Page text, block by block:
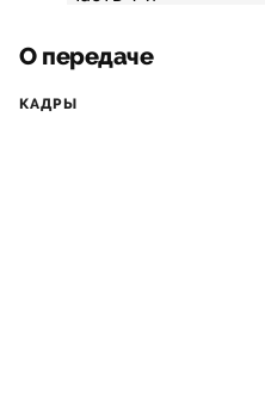
О передаче
КАДРЫ